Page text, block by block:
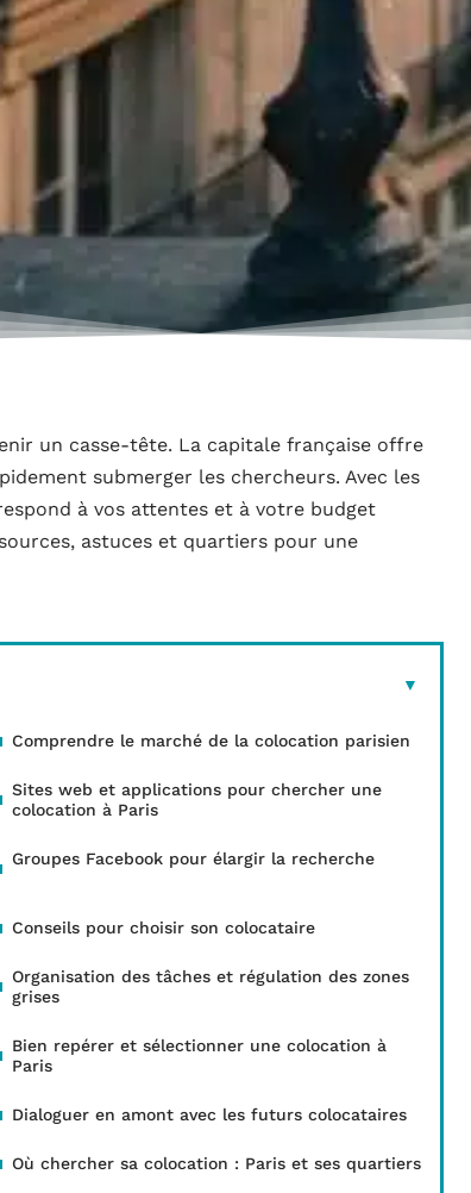
un casse-tête. La capitale française offre
submerger les chercheurs. Avec les
à vos attentes et à votre budget
astuces et quartiers pour une
Comprendre le marché de la colocation parisien
Sites web et applications pour chercher une
colocation à Paris
Groupes Facebook pour élargir la recherche
Conseils pour choisir son colocataire
Organisation des tâches et régulation des zones
grises
Bien repérer et sélectionner une colocation à
Paris
Dialoguer en amont avec les futurs colocataires
Où chercher sa colocation : Paris et ses quartiers